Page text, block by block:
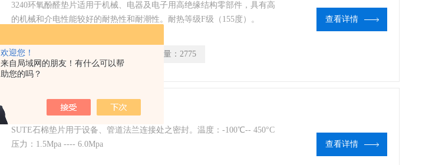
欢迎您！
来自局域网的朋友！有什么可以帮
助您的吗？
3240环氧酚醛垫片适用于机械、电器及电子用高绝缘结构零部件，具有高
的机械和介电性能较好的耐热性和耐潮性。耐热等级F级（155度）。
访问量： 2775
查看详情
SUTE石棉垫片
SUTE石棉垫片用于设备、管道法兰连接处之密封。温度：-100℃-- 450°C
压力：1.5Mpa ---- 6.0Mpa
查看详情